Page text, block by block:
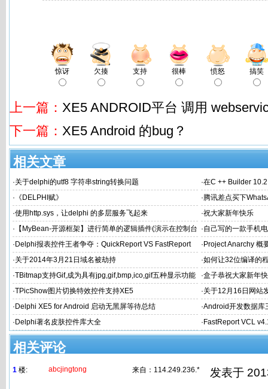
惊讶 欠揍 支持 很棒 愤怒 搞笑
上一篇： XE5 ANDROID平台 调用
下一篇： XE5 Android 的bug？
相关文章
·关于delphi的utf8 字符串string转换问题 ·在C ++ Builder
· 《DELPHI赋》 ·腾讯差点买下
·使用http.sys，让delphi 的多层服务飞起来 ·祝大家新年快乐
· 【MyBean-开源框架】进行简单的逻辑插件(演示在控制台
中应用)
·自己写的一款手机
希望得到大家认可和
· Delphi报表控件王者争夺：QuickReport VS FastReport · Project Anarchy 概
·关于2014年3月21日域名被劫持 ·如何让32位编译的
·TBitmap支持Gif,成为具有jpg,gif,bmp,ico,gif五种显示功能
的图片控件
·盒子恭祝大家新年
·TPicShow图片切换特效控件支持XE5 ·关于12月16日网站
· Delphi XE5 for Android 启动无黑屏等待总结 ·Android开发数据库
· Delphi著名皮肤控件库大全 · FastReport VCL
相关评论
1 楼: abcjingtong 来自： 114.249.236.*
发表于